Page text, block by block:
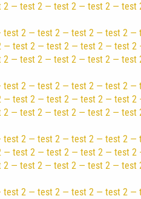
— test 2 — test 2 — test 2 —
test 2 — test 2 — test 2 — test
test 2 — test 2 — test 2 — test
— test 2 — test 2 — test 2 —
test 2 — test 2 — test 2 — test
test 2 — test 2 — test 2 — test
— test 2 — test 2 — test 2 —
test 2 — test 2 — test 2 — test
test 2 — test 2 — test 2 — test
— test 2 — test 2 — test 2 —
test 2 — test 2 — test 2 — test